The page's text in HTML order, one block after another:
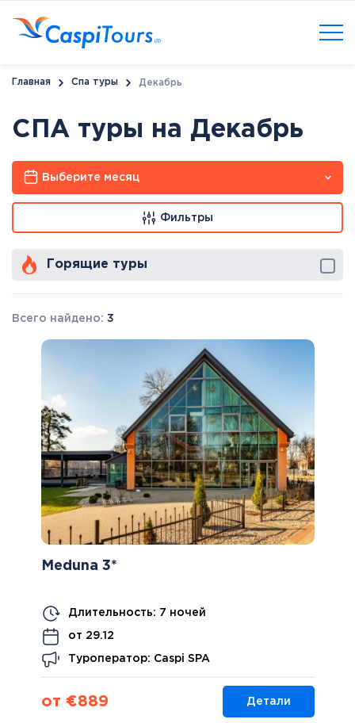
Главная Спа туры Декабрь
СПА туры на Декабрь
Выберите месяц
Фильтры
Горящие туры
Всего найдено: 3
Meduna 3*
Длительность: 7 ночей
от 29.12
Туроператор: Caspi SPA
от €889 Детали